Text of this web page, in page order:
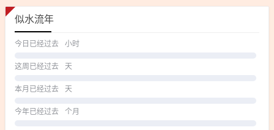
似水流年
今日已经过去 小时
这周已经过去 天
本月已经过去 天
今年已经过去 个月